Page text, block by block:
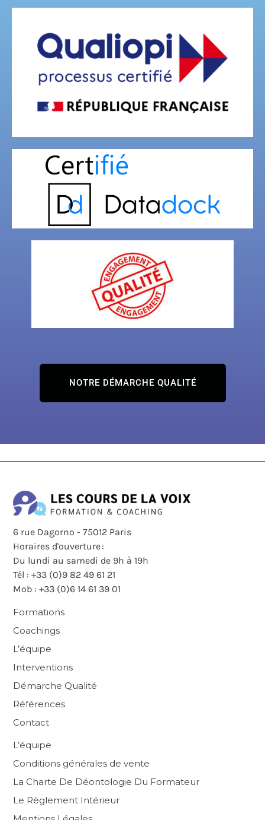
NOTRE DÉMARCHE QUALITÉ
6 rue Dagorno - 75012 Paris
Horaires d'ouverture :
Du lundi au samedi de 9h à 19h
Tél : +33 (0)9 82 49 61 21
Mob : +33 (0)6 14 61 39 01
Formations
Coachings
L’équipe
Interventions
Démarche Qualité
Références
Contact
L’équipe
Conditions générales de vente
La Charte De Déontologie Du Formateur
Le Règlement Intérieur